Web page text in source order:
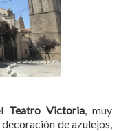
Teatro Victoria, muy
de azulejos,